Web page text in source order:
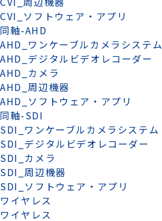
CVI_ソフトウェア・アプリ
同軸-AHD
AHD_ワンケーブルカメラシステム
AHD_デジタルビデオレコーダー
AHD_カメラ
AHD_周辺機器
AHD_ソフトウェア・アプリ
同軸-SDI
SDI_ワンケーブルカメラシステム
SDI_デジタルビデオレコーダー
SDI_カメラ
SDI_周辺機器
SDI_ソフトウェア・アプリ
ワイヤレス
ワイヤレス